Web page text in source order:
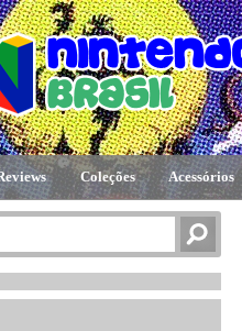
Coleções Acessórios